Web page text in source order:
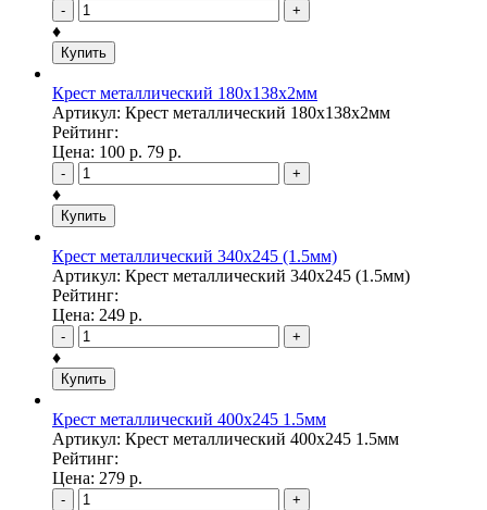
- +
♦
Купить
Крест металлический 180х138х2мм
Артикул: Крест металлический 180х138х2мм
Рейтинг:
Цена: 100 р. 79 р.
- +
♦
Купить
Крест металлический 340х245 (1.5мм)
Артикул: Крест металлический 340х245 (1.5мм)
Рейтинг:
Цена: 249 р.
- +
♦
Купить
Крест металлический 400х245 1.5мм
Артикул: Крест металлический 400х245 1.5мм
Рейтинг:
Цена: 279 р.
- +